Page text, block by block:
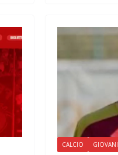
CALCIO